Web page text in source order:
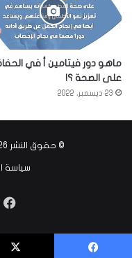
ماهو دور فيتامين أ في
على الصحة ؟!
23 ديسمبر، 2022
© حقوق النشر 2026، جميع الحقوق محفوظة
سياسة